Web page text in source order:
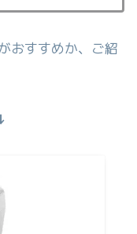
おすすめか、ご紹